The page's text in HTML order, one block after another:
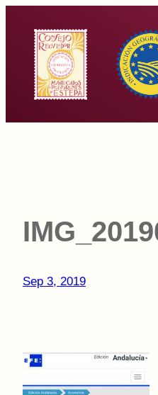
contenido
Sep 3, 2019